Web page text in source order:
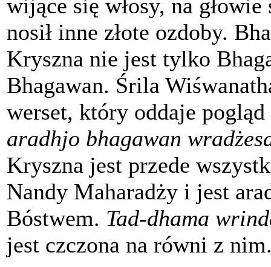
wijące się włosy, na
nosił inne złote ozdoby.
Kryszna nie jest tylko
Bhagawan. Śrila
werset, który oddaje
aradhjo bhagawan
Kryszna jest przede
Nandy Maharadży i jest
Bóstwem. Tad-dhama
jest czczona na równi z